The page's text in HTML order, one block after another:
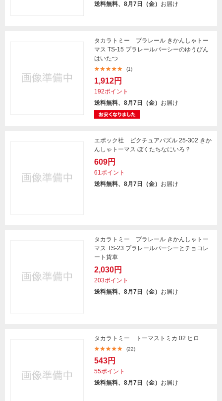
送料無料、8月7日（金） お届け
タカラトミー プラレール きかんしゃトー
マス TS-15 プラレールパーシーのゆうびん
はいたつ
(1)
1,912円
192ポイント
送料無料、8月7日（金） お届け
エポック社 ピクチュアパズル 25-302 きか
んしゃトーマス ぼくたちなにいろ？
609円
61ポイント
送料無料、8月7日（金） お届け
タカラトミー プラレール きかんしゃトー
マス TS-23 プラレールパーシーとチョコレ
ート貨車
2,030円
203ポイント
送料無料、8月7日（金） お届け
タカラトミー トーマストミカ 02 ヒロ
(22)
543円
55ポイント
送料無料、8月7日（金） お届け